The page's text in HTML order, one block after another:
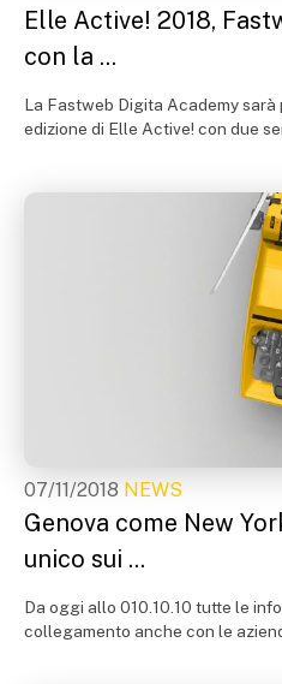
Elle Active! 2018,
con la ...
La Fastweb Digita Academy
edizione di Elle Active! con due
07/11/2018 NEWS
Genova come New
unico sui ...
Da oggi allo 010.10.10 tutte le
collegamento anche con le